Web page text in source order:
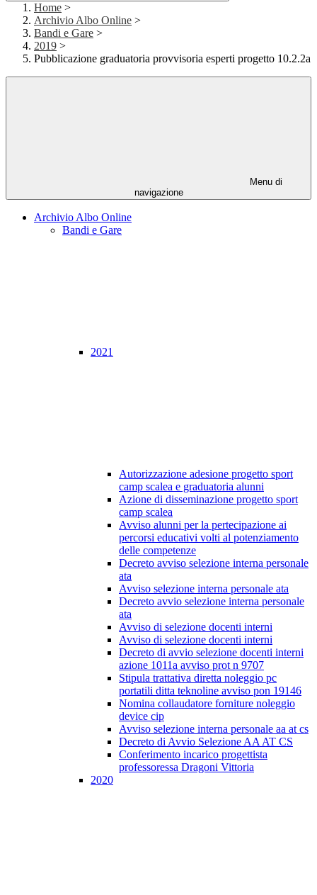
Home >
Archivio Albo Online >
Bandi e Gare >
2019 >
Pubblicazione graduatoria provvisoria esperti progetto 10.2.2a
Menu di
navigazione
Archivio Albo Online
Bandi e Gare
2021
Autorizzazione adesione progetto sport
camp scalea e graduatoria alunni
Azione di disseminazione progetto sport
camp scalea
Avviso alunni per la pertecipazione ai
percorsi educativi volti al potenziamento
delle competenze
Decreto avviso selezione interna personale
ata
Avviso selezione interna personale ata
Decreto avvio selezione interna personale
ata
Avviso di selezione docenti interni
Avviso di selezione docenti interni
Decreto di avvio selezione docenti interni
azione 1011a avviso prot n 9707
Stipula trattativa diretta noleggio pc
portatili ditta teknoline avviso pon 19146
Nomina collaudatore forniture noleggio
device cip
Avviso selezione interna personale aa at cs
Decreto di Avvio Selezione AA AT CS
Conferimento incarico progettista
professoressa Dragoni Vittoria
2020